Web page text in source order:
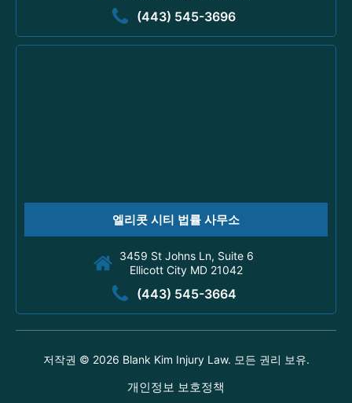
(443) 545-3696
엘리콧 시티 법률 사무소
3459 St Johns Ln, Suite 6
Ellicott City MD 21042
(443) 545-3664
저작권 © 2026 Blank Kim Injury Law. 모든 권리 보유.
개인정보 보호정책